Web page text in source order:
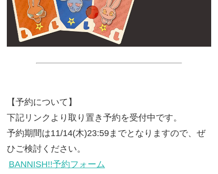
【予約について】
下記リンクより取り置き予約を受付中です。
予約期間は11/14(木)23:59までとなりますので、ぜ
ひご検討ください。
BANNISH!!予約フォーム